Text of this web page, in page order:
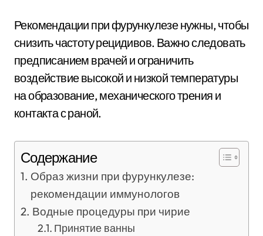
Рекомендации при фурункулезе нужны, чтобы
снизить частоту рецидивов. Важно следовать
предписанием врачей и ограничить
воздействие высокой и низкой температуры
на образование, механического трения и
контакта с раной.
Содержание
Образ жизни при фурункулезе:
рекомендации иммунологов
Водные процедуры при чирие
Принятие ванны